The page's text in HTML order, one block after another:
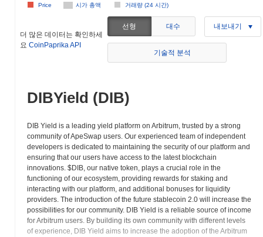
시가 총액 거래량 (24 시간)
Price
더 많은 데이터는 확인하세
요 CoinPaprika API
선형 대수 내보내기
기술적 분석
DIBYield (DIB)
DIB Yield is a leading yield platform on Arbitrum, trusted by a strong
community of ApeSwap users. Our experienced team of independent
developers is dedicated to maintaining the security of our platform and
ensuring that our users have access to the latest blockchain
innovations. $DIB, our native token, plays a crucial role in the
functioning of our ecosystem, providing rewards for staking and
interacting with our platform, and additional bonuses for liquidity
providers. The introduction of the future stablecoin 2.0 will increase the
possibilities for our community. DIB Yield is a reliable source of income
for Arbitrum users. By building its own community with different levels
of experience, DIB Yield aims to increase the adoption of the Arbitrum